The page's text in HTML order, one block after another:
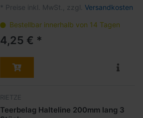
* Preise inkl. MwSt., zzgl. Versandkosten
Bestellbar innerhalb von 14 Tagen
4,25 € *
RIETZE
Teerbelag Halteline 200mm lang 3